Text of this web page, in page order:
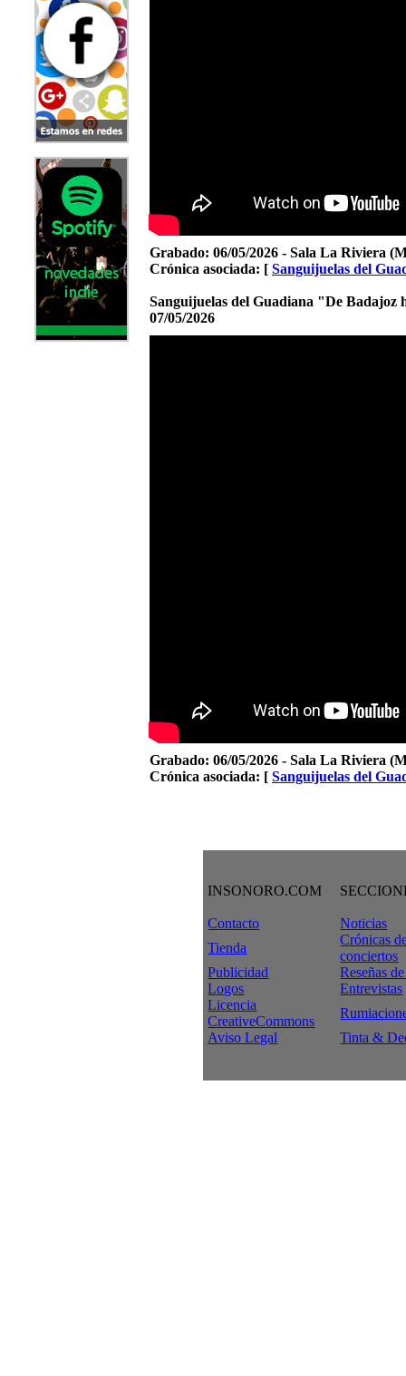
Grabado: 06/05/2026 - Sala La Riviera
Crónica asociada: [ Sanguijuelas del
Sanguijuelas del Guadiana "De Badajoz
07/05/2026
Grabado: 06/05/2026 - Sala La Riviera
Crónica asociada: [ Sanguijuelas del
INSONORO.COM
Contacto
Noticias
Tienda
Crónicas
conciertos
Publicidad
Reseñas
Logos
Entrevistas
Licencia
CreativeCommons
Aviso Legal
Tinta &